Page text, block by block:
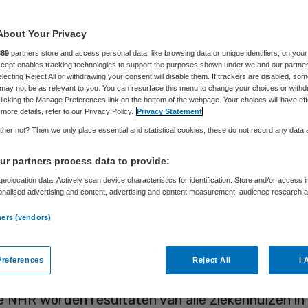
Skipr Redactie 23 november 2017,06:00 166 keer gelezen
van de behandeling van hartpatiënten in
beter. Zo is het overlevingspercentage
afname van het aantal her-operaties bij
en het aantal complicaties bij de
Dit blijkt uit gegevens die de
Hart Registratie (NHR) op 23 november
eerste congres.
NHR worden resultaten van alle ziekenhuizen in
Your Privacy
partners store and access personal data, like browsing data or unique identifiers, on your
enables tracking technologies to support the purposes shown under we and our
Reject All or withdrawing your consent will disable them. If trackers are disabled,
not be as relevant to you. You can resurface this menu to change your choices or
the Manage Preferences link on the bottom of the webpage. Your choices will have
details, refer to our Privacy Policy. Privacy Statement
not? Then we only place essential and statistical cookies, these do not record any data
partners process data to provide:
data. Actively scan device characteristics for identification. Store and/or access
advertising and content, advertising and content measurement, audience research
(vendors)
Reject All I